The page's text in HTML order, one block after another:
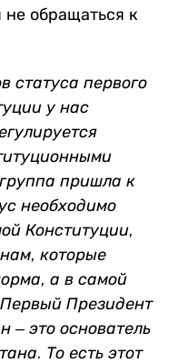
обращаться к
статуса первого
у нас
пришла к
необходимо
Конституции,
которые
а в самой
Первый Президент
– это основатель
То есть этот